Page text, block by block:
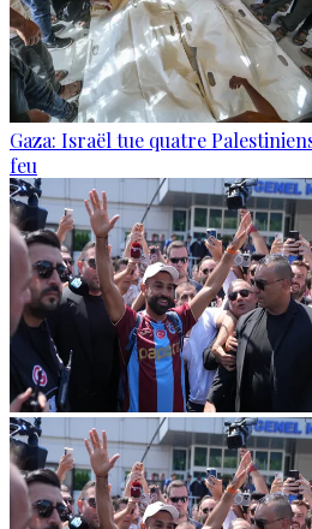
Gaza: Israël tue quatre
feu